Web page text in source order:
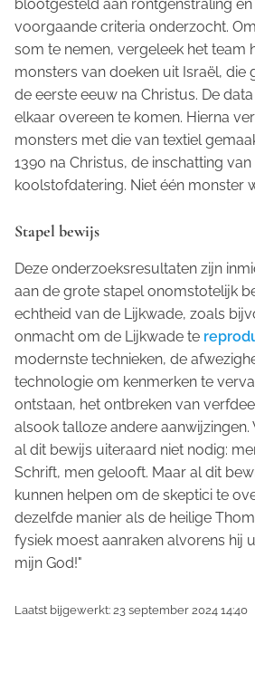
blootgesteld aan röntgenstraling
voorgaande criteria onderzocht.
som te nemen, vergeleek het team
monsters van doeken uit Israël, die
de eerste eeuw na Christus. De
elkaar overeen te komen. Hierna
monsters met die van textiel
1390 na Christus, de inschatting
koolstofdatering. Niet één monster
Stapel bewijs
Deze onderzoeksresultaten zijn
aan de grote stapel onomstotelijk
echtheid van de Lijkwade, zoals
onmacht om de Lijkwade te
modernste technieken, de
technologie om kenmerken te
ontstaan, het ontbreken van
alsook talloze andere
al dit bewijs uiteraard niet nodig:
Schrift, men gelooft. Maar al dit
kunnen helpen om de skeptici te
dezelfde manier als de heilige
fysiek moest aanraken alvorens hij
mijn God!"
Laatst bijgewerkt: 23 september 2024 14:40